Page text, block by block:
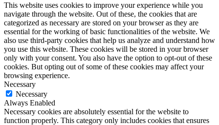
This website uses cookies to improve your experience while you
navigate through the website. Out of these, the cookies that are
categorized as necessary are stored on your browser as they are
essential for the working of basic functionalities of the website. We
also use third-party cookies that help us analyze and understand how
you use this website. These cookies will be stored in your browser
only with your consent. You also have the option to opt-out of these
cookies. But opting out of some of these cookies may affect your
browsing experience.
Necessary
Necessary
Always Enabled
Necessary cookies are absolutely essential for the website to
function properly. This category only includes cookies that ensures